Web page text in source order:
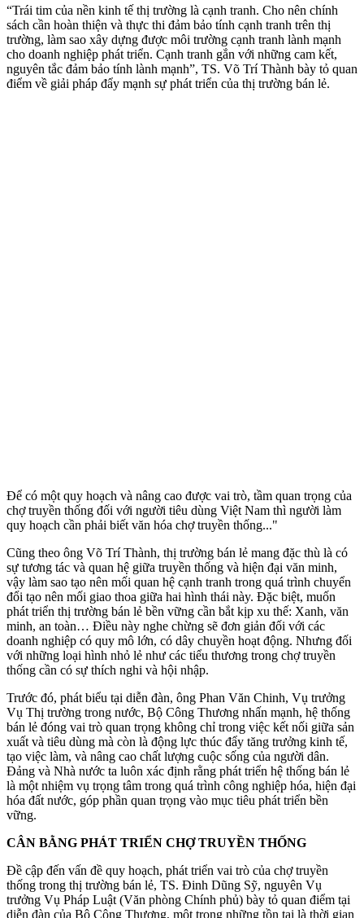
“Trái tim của nền kinh tế thị trường là cạnh tranh. Cho nên chính
sách cần hoàn thiện và thực thi đảm bảo tính cạnh tranh trên thị
trường, làm sao xây dựng được môi trường cạnh tranh lành mạnh
cho doanh nghiệp phát triển. Cạnh tranh gắn với những cam kết,
nguyên tắc đảm bảo tính lành mạnh”, TS. Võ Trí Thành bày tỏ quan
điểm về giải pháp đẩy mạnh sự phát triển của thị trường bán lẻ.
Để có một quy hoạch và nâng cao được vai trò, tầm quan trọng của
chợ truyền thống đối với người tiêu dùng Việt Nam thì người làm
quy hoạch cần phải biết văn hóa chợ truyền thống..."
Cũng theo ông Võ Trí Thành, thị trường bán lẻ mang đặc thù là có
sự tương tác và quan hệ giữa truyền thống và hiện đại văn minh,
vậy làm sao tạo nên mối quan hệ cạnh tranh trong quá trình chuyển
đổi tạo nên mối giao thoa giữa hai hình thái này. Đặc biệt, muốn
phát triển thị trường bán lẻ bền vững cần bắt kịp xu thế: Xanh, văn
minh, an toàn… Điều này nghe chừng sẽ đơn giản đối với các
doanh nghiệp có quy mô lớn, có dây chuyền hoạt động. Nhưng đối
với những loại hình nhỏ lẻ như các tiểu thương trong chợ truyền
thống cần có sự thích nghi và hội nhập.
Trước đó, phát biểu tại diễn đàn, ông Phan Văn Chinh, Vụ trưởng
Vụ Thị trường trong nước, Bộ Công Thương nhấn mạnh, hệ thống
bán lẻ đóng vai trò quan trọng không chỉ trong việc kết nối giữa sản
xuất và tiêu dùng mà còn là động lực thúc đẩy tăng trưởng kinh tế,
tạo việc làm, và nâng cao chất lượng cuộc sống của người dân.
Đảng và Nhà nước ta luôn xác định rằng phát triển hệ thống bán lẻ
là một nhiệm vụ trọng tâm trong quá trình công nghiệp hóa, hiện đại
hóa đất nước, góp phần quan trọng vào mục tiêu phát triển bền
vững.
CÂN BẰNG PHÁT TRIỂN CHỢ TRUYỀN THỐNG
Đề cập đến vấn đề quy hoạch, phát triển vai trò của chợ truyền
thống trong thị trường bán lẻ, TS. Đinh Dũng Sỹ, nguyên Vụ
trưởng Vụ Pháp Luật (Văn phòng Chính phủ) bày tỏ quan điểm tại
diễn đàn của Bộ Công Thương, một trong những tồn tại là thời gian